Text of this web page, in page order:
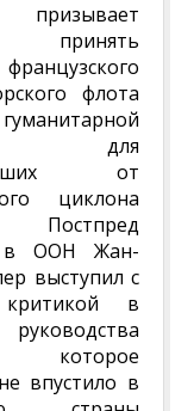
призывает
принять
флота
для
от
циклона
Постпред
в ООН Жан-
выступил с
в
которое
впустило в